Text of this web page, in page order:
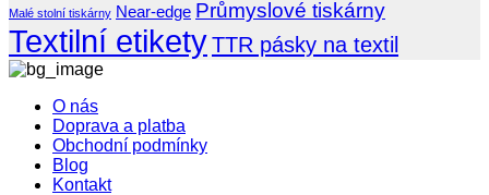
–
tiskněte
páskou
25
mm
BarTender
Přehled
textu
názvem
Malé stolní tiskárny Near-edge Průmyslové tiskárny
Textilní etiketyTTR pásky na textil
O nás
Doprava a platba
Obchodní podmínky
Blog
Kontakt